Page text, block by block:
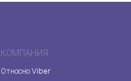
КОМПАНИЯ
Относно Viber